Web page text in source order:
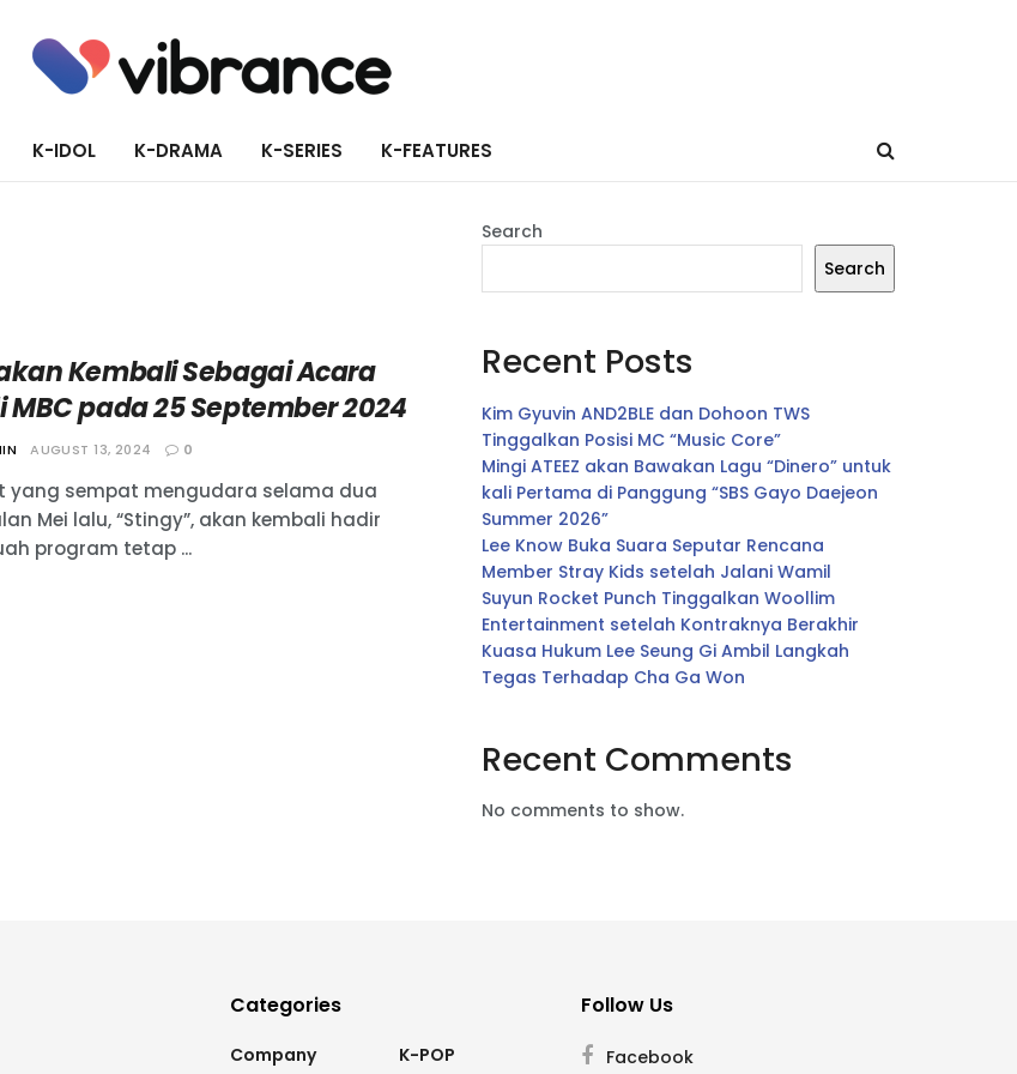
K-IDOL K-DRAMA K-SERIES K-FEATURES
Kembali Sebagai Acara
MBC pada 25 September 2024
AUGUST 13, 2024 0
yang sempat mengudara selama dua
Mei lalu, “Stingy”, akan kembali hadir
program tetap ...
Search
Search
Recent Posts
Kim Gyuvin AND2BLE dan Dohoon TWS
Tinggalkan Posisi MC “Music Core”
Mingi ATEEZ akan Bawakan Lagu “Dinero” untuk
kali Pertama di Panggung “SBS Gayo Daejeon
Summer 2026”
Lee Know Buka Suara Seputar Rencana
Member Stray Kids setelah Jalani Wamil
Suyun Rocket Punch Tinggalkan Woollim
Entertainment setelah Kontraknya Berakhir
Kuasa Hukum Lee Seung Gi Ambil Langkah
Tegas Terhadap Cha Ga Won
Recent Comments
No comments to show.
Categories
Company K-POP
Follow Us
Facebook